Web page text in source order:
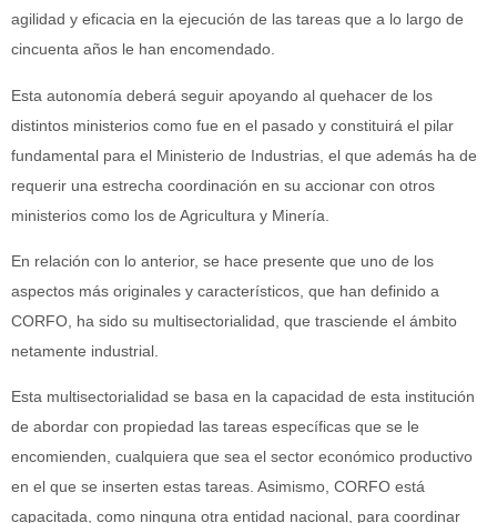
agilidad y eficacia en la ejecución de las tareas que a lo largo de
cincuenta años le han encomendado.
Esta autonomía deberá seguir apoyando al quehacer de los
distintos ministerios como fue en el pasado y constituirá el pilar
fundamental para el Ministerio de Industrias, el que además ha de
requerir una estrecha coordinación en su accionar con otros
ministerios como los de Agricultura y Minería.
En relación con lo anterior, se hace presente que uno de los
aspectos más originales y característicos, que han definido a
CORFO, ha sido su multisectorialidad, que trasciende el ámbito
netamente industrial.
Esta multisectorialidad se basa en la capacidad de esta institución
de abordar con propiedad las tareas específicas que se le
encomienden, cualquiera que sea el sector económico productivo
en el que se inserten estas tareas. Asimismo, CORFO está
capacitada, como ninguna otra entidad nacional, para coordinar